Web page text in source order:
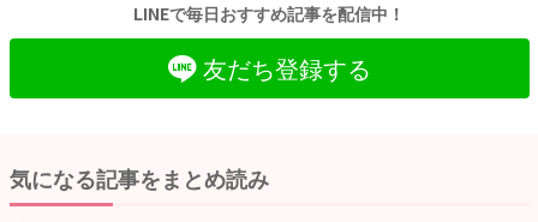
LINEで毎日おすすめ記事を配信中！
友だち登録する
気になる記事をまとめ読み